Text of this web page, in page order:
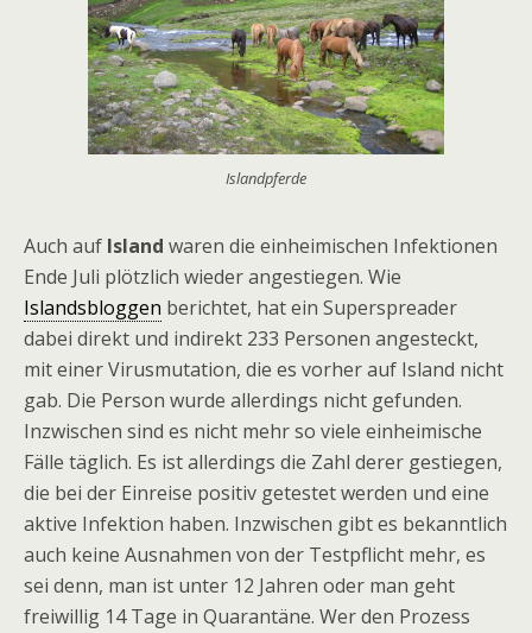
Islandpferde
Auch auf Island waren die einheimischen Infektionen
Ende Juli plötzlich wieder angestiegen. Wie
Islandsbloggen berichtet, hat ein Superspreader
dabei direkt und indirekt 233 Personen angesteckt,
mit einer Virusmutation, die es vorher auf Island nicht
gab. Die Person wurde allerdings nicht gefunden.
Inzwischen sind es nicht mehr so viele einheimische
Fälle täglich. Es ist allerdings die Zahl derer gestiegen,
die bei der Einreise positiv getestet werden und eine
aktive Infektion haben. Inzwischen gibt es bekanntlich
auch keine Ausnahmen von der Testpflicht mehr, es
sei denn, man ist unter 12 Jahren oder man geht
freiwillig 14 Tage in Quarantäne. Wer den Prozess